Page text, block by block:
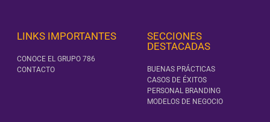
LINKS IMPORTANTES
CONOCE EL GRUPO 786
CONTACTO
SECCIONES
DESTACADAS
BUENAS PRÁCTICAS
CASOS DE ÉXITOS
PERSONAL BRANDING
MODELOS DE NEGOCIO